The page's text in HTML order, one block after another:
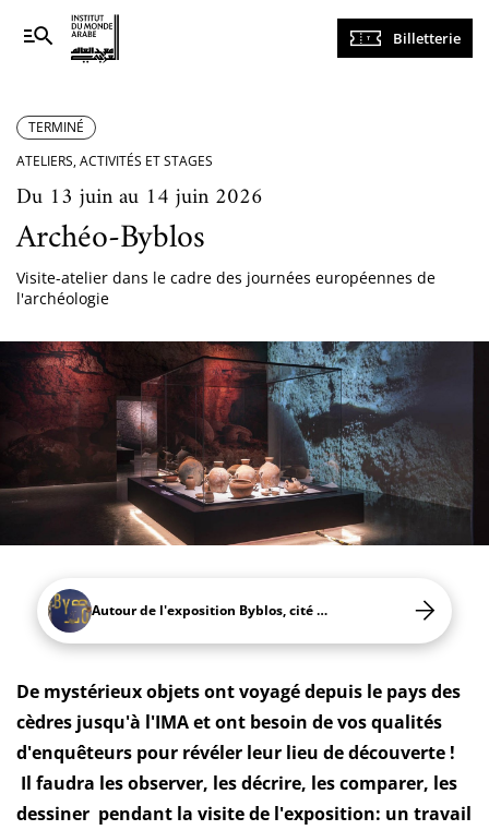
Navigation
principale
Billetterie
TERMINÉ
ATELIERS, ACTIVITÉS ET STAGES
Du 13 juin au 14 juin 2026
Archéo-Byblos
Visite-atelier dans le cadre des journées européennes de
l'archéologie
Autour de l'exposition Byblos, cité millénaire du Liban
De mystérieux objets ont voyagé depuis le pays des
cèdres jusqu'à l'IMA et ont besoin de vos qualités
d'enquêteurs pour révéler leur lieu de découverte !
Il faudra les observer, les décrire, les comparer, les
dessiner pendant la visite de l'exposition: un travail